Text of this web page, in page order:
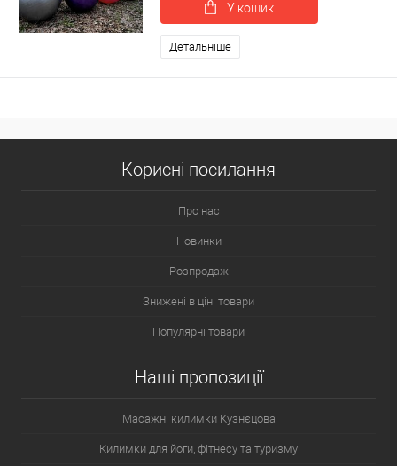
У кошик
Детальніше
Корисні посилання
Про нас
Новинки
Розпродаж
Знижені в ціні товари
Популярні товари
Наші пропозиції
Масажні килимки Кузнєцова
Килимки для йоги, фітнесу та туризму